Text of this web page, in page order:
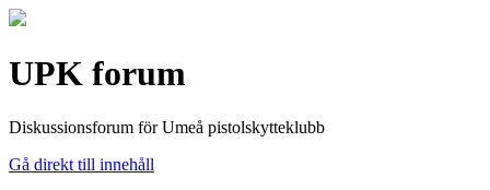
UPK forum
Diskussionsforum för Umeå pistolskytteklubb
Gå direkt till innehåll